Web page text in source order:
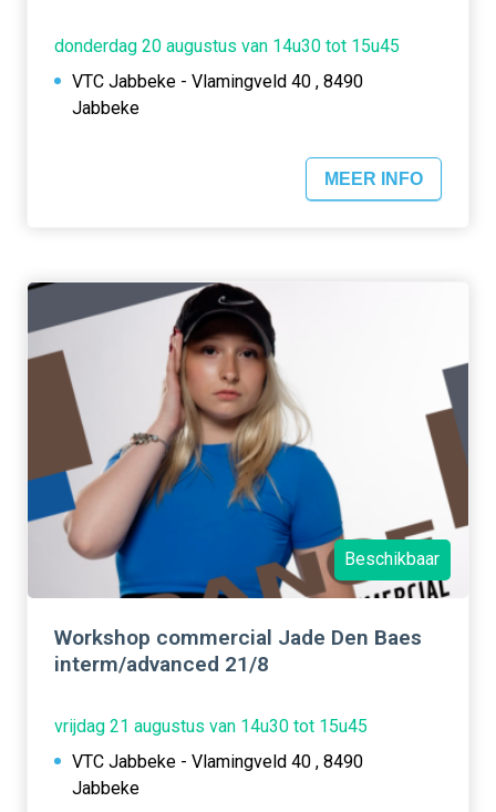
donderdag 20 augustus van 14u30 tot 15u45
VTC Jabbeke - Vlamingveld 40 , 8490
Jabbeke
MEER INFO
Beschikbaar
Workshop commercial Jade Den Baes
interm/advanced 21/8
vrijdag 21 augustus van 14u30 tot 15u45
VTC Jabbeke - Vlamingveld 40 , 8490
Jabbeke